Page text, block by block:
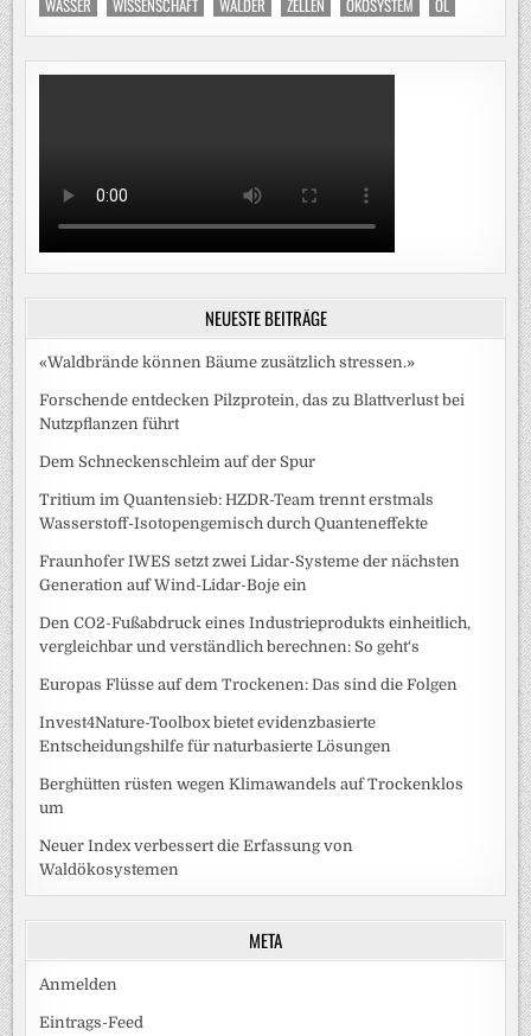
WASSER WISSENSCHAFT WÄLDER ZELLEN ÖKOSYSTEM ÖL
NEUESTE BEITRÄGE
«Waldbrände können Bäume zusätzlich stressen.»
Forschende entdecken Pilzprotein, das zu Blattverlust bei
Nutzpflanzen führt
Dem Schneckenschleim auf der Spur
Tritium im Quantensieb: HZDR-Team trennt erstmals
Wasserstoff-Isotopengemisch durch Quanteneffekte
Fraunhofer IWES setzt zwei Lidar-Systeme der nächsten
Generation auf Wind-Lidar-Boje ein
Den CO2-Fußabdruck eines Industrieprodukts einheitlich,
vergleichbar und verständlich berechnen: So geht‘s
Europas Flüsse auf dem Trockenen: Das sind die Folgen
Invest4Nature-Toolbox bietet evidenzbasierte
Entscheidungshilfe für naturbasierte Lösungen
Berghütten rüsten wegen Klimawandels auf Trockenklos
um
Neuer Index verbessert die Erfassung von
Waldökosystemen
META
Anmelden
Eintrags-Feed